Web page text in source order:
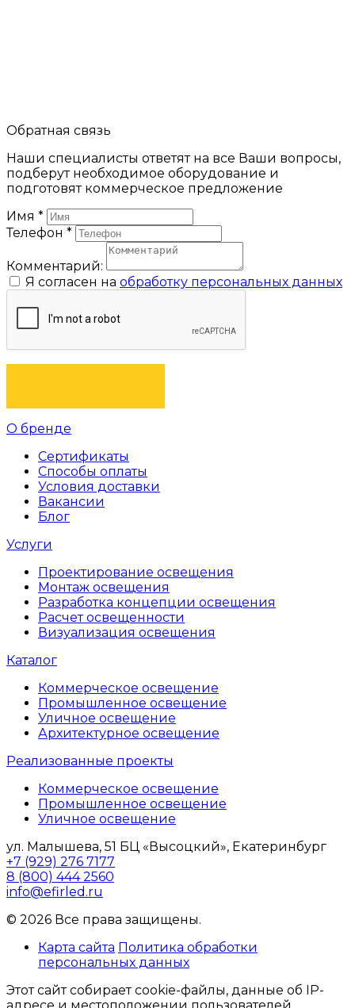
Обратная связь
Наши специалисты ответят на все Ваши вопросы,
подберут необходимое оборудование и
подготовят коммерческое предложение
Имя *
Телефон *
Комментарий:
Я согласен на обработку персональных данных
О бренде
Сертификаты
Способы оплаты
Условия доставки
Вакансии
Блог
Услуги
Проектирование освещения
Монтаж освещения
Разработка концепции освещения
Расчет освещенности
Визуализация освещения
Каталог
Коммерческое освещение
Промышленное освещение
Уличное освещение
Архитектурное освещение
Реализованные проекты
Коммерческое освещение
Промышленное освещение
Уличное освещение
ул. Малышева, 51 БЦ «Высоцкий», Екатеринбург
+7 (929) 276 7177
8 (800) 444 2560
info@efirled.ru
© 2026 Все права защищены.
Карта сайта Политика обработки
персональных данных
Этот сайт собирает cookie-файлы, данные об IP-
адресе и местоположении пользователей.